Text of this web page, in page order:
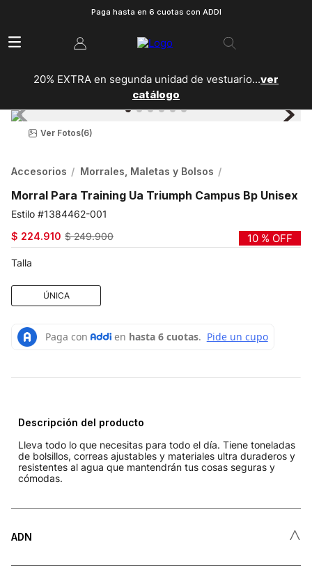
Paga hasta en 6 cuotas con ADDI
20% EXTRA en segunda unidad de vestuario...ver
catálogo
Ver Fotos(6)
Accesorios Morrales, Maletas y Bolsos
Morral Para Training Ua Triumph Campus Bp Unisex
1384462-001
$ 224.910 $ 249.900 10 % OFF
Talla
ÚNICA
Descripción del producto
Lleva todo lo que necesitas para todo el día. Tiene toneladas
de bolsillos, correas ajustables y materiales ultra duraderos y
resistentes al agua que mantendrán tus cosas seguras y
cómodas.
ADN ˄